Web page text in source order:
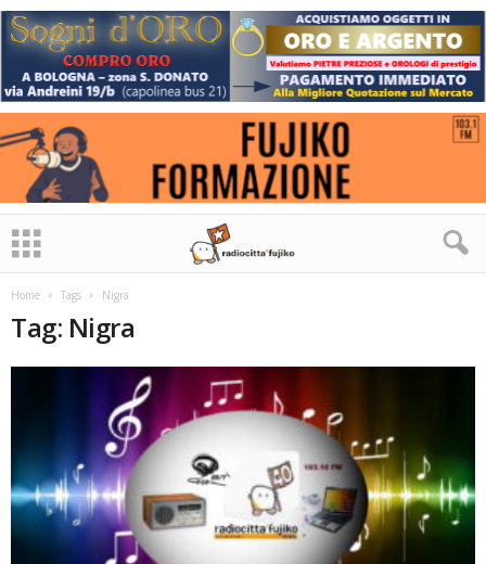
Home Tags Nigra
Tag: Nigra